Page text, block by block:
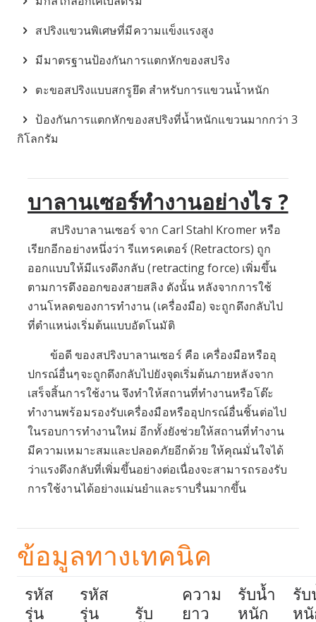
สปริงแขวนพิเศษที่มีความแข็งแรงสูง
มีมาตรฐานป้องกันการแตกหักของสปริง
ตะขอสปริงแบบสกรูยึด สำหรับการแขวนน้ำหนัก
ป้องกันการแตกหักของสปริงที่น้ำหนักแขวนมากกว่า 3
กิโลกรัม
บาลานเซอร์ทำงานอย่างไร ?
สปริงบาลานเซอร์ จาก Carl Stahl Kromer หรือ
เรียกอีกอย่างหนึ่งว่า รีแทรคเตอร์ (Retractors) ถูก
ออกแบบให้มีแรงดึงกลับ (retracting force) เพิ่มขึ้น
ตามการดึงออกของสายสลิง ดังนั้น หลังจากการใช้
งานโหลดของการทำงาน (เครื่องมือ) จะถูกดึงกลับไป
ที่ตำแหน่งเริ่มต้นแบบอัตโนมัติ
ข้อดี ของสปริงบาลานเซอร์ คือ เครื่องมือหรืออุ
ปกรณ์อื่นๆจะถูกดึงกลับไปยังจุดเริ่มต้นภายหลังจาก
เสร็จสิ้นการใช้งาน จึงทำให้สถานที่ทำงานหรือโต๊ะ
ทำงานพร้อมรองรับเครื่องมือหรืออุปกรณ์อื่นชิ้นต่อไป
ในรอบการทำงานใหม่ อีกทั้งยังช่วยให้สถานที่ทำงาน
มีความเหมาะสมและปลอดภัยอีกด้วย ให้คุณมั่นใจได้
ว่าแรงดึงกลับที่เพิ่มขึ้นอย่างต่อเนื่องจะสามารถรองรับ
การใช้งานได้อย่างแม่นยำและราบรื่นมากขึ้น
ข้อมูลทางเทคนิค
รหัส
รุ่น
รหัส
รุ่น
รับ
ความ
ยาว
รับน้ำ
หนัก
รั
ห